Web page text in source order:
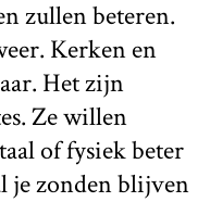
zullen beteren.
Kerken en
Het zijn
Ze willen
of fysiek beter
je zonden blijven